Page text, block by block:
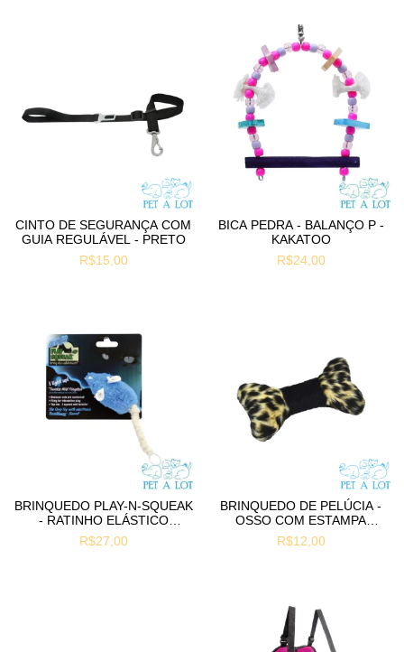
CINTO DE SEGURANÇA COM
GUIA REGULÁVEL - PRETO
R$15,00
BICA PEDRA - BALANÇO P -
KAKATOO
R$24,00
BRINQUEDO PLAY-N-SQUEAK
- RATINHO ELÁSTICO
NOTURNO
R$27,00
BRINQUEDO DE PELÚCIA -
OSSO COM ESTAMPA
ANIMAL - SEM APITO
R$12,00